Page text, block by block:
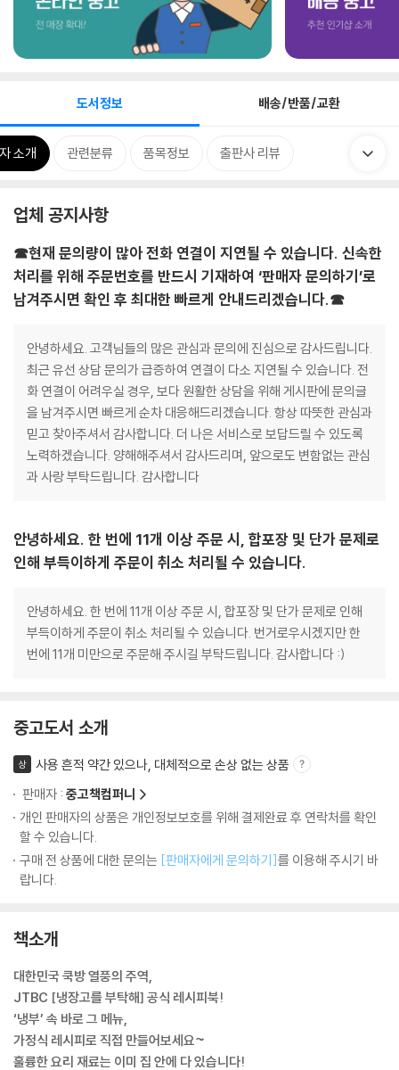
도서정보 배송/반품/교환
소개 관련분류 품목정보 출판사 리뷰
업체 공지사항
☎현재 문의량이 많아 전화 연결이 지연될 수 있습니다. 신속한
처리를 위해 주문번호를 반드시 기재하여 ‘판매자 문의하기’로
남겨주시면 확인 후 최대한 빠르게 안내드리겠습니다.☎
안녕하세요. 고객님들의 많은 관심과 문의에 진심으로 감사드립니다.
최근 유선 상담 문의가 급증하여 연결이 다소 지연될 수 있습니다. 전
화 연결이 어려우실 경우, 보다 원활한 상담을 위해 게시판에 문의글
을 남겨주시면 빠르게 순차 대응해드리겠습니다. 항상 따뜻한 관심과
믿고 찾아주셔서 감사합니다. 더 나은 서비스로 보답드릴 수 있도록
노력하겠습니다. 양해해주셔서 감사드리며, 앞으로도 변함없는 관심
과 사랑 부탁드립니다. 감사합니다
안녕하세요. 한 번에 11개 이상 주문 시, 합포장 및 단가 문제로
인해 부득이하게 주문이 취소 처리될 수 있습니다.
안녕하세요. 한 번에 11개 이상 주문 시, 합포장 및 단가 문제로 인해
부득이하게 주문이 취소 처리될 수 있습니다. 번거로우시겠지만 한
번에 11개 미만으로 주문해 주시길 부탁드립니다. 감사합니다 :)
중고도서 소개
상
사용 흔적 약간 있으나, 대체적으로 손상 없는 상품
판매자 : 중고책컴퍼니
개인 판매자의 상품은 개인정보보호를 위해 결제완료 후 연락처를 확인
할 수 있습니다.
구매 전 상품에 대한 문의는 [판매자에게 문의하기]를 이용해 주시기 바
랍니다.
책소개
대한민국 쿡방 열풍의 주역,
JTBC [냉장고를 부탁해] 공식 레시피북!
‘냉부’ 속 바로 그 메뉴,
가정식 레시피로 직접 만들어보세요~
훌륭한 요리 재료는 이미 집 안에 다 있습니다!